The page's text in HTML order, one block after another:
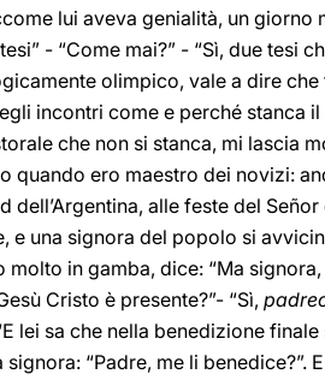
lui aveva genialità, un
- “Come mai?” - “Sì, due tesi
olimpico, vale a dire
incontri come e perché stanca
che non si stanca, mi lascia
quando ero maestro dei novizi:
dell’Argentina, alle feste del
e una signora del popolo si
in gamba, dice: “Ma signora,
Cristo è presente?”- “Sì,
lei sa che nella benedizione
“Padre, me li